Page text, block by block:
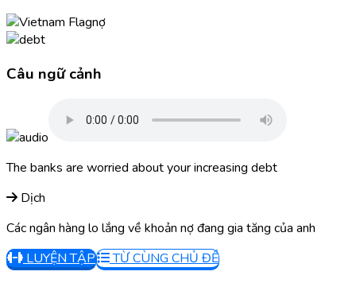
nợ
Câu ngữ cảnh
The banks are worried about your increasing debt
Dịch
Các ngân hàng lo lắng về khoản nợ đang gia tăng của anh
LUYỆN TẬP
TỪ CÙNG CHỦ ĐỀ